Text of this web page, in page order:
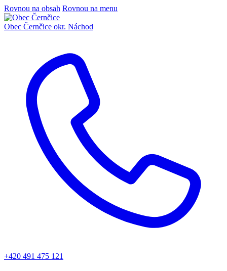
Rovnou na obsah Rovnou na menu
Obec Černčice okr. Náchod
+420 491 475 121